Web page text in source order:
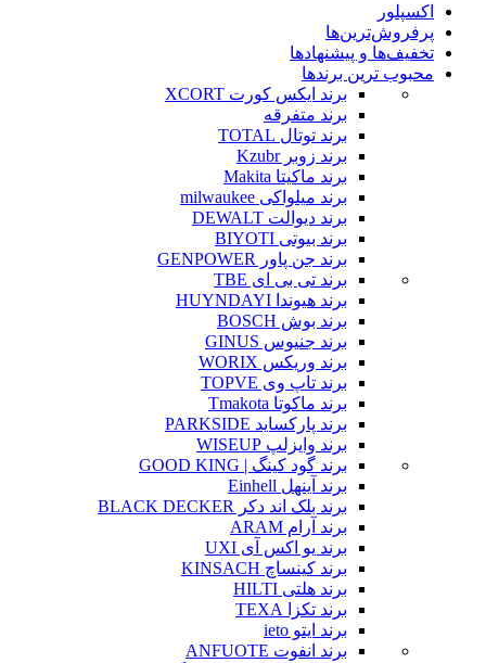
اکسپلور
پرفروش‌ترین‌ها
تخفیف‌ها و پیشنهادها
محبوب ترین برندها
برند ایکس کورت XCORT
برند متفرقه
برند توتال TOTAL
برند زوبر Kzubr
برند ماکیتا Makita
برند میلواکی milwaukee
برند دیوالت DEWALT
برند بیوتی BIYOTI
برند جن پاور GENPOWER
برند تی بی ای TBE
برند هیوندا HUYNDAYI
برند بوش BOSCH
برند جنیوس GINUS
برند وریکس WORIX
برند تاپ وی TOPVE
برند ماکوتا Tmakota
برند پارکساید PARKSIDE
برند وایزلپ WISEUP
برند گود کینگ | GOOD KING
برند آینهل Einhell
برند بلک اند دکر BLACK DECKER
برند آرام ARAM
برند یو اکس آی UXI
برند کینساچ KINSACH
برند هلتی HILTI
برند تکزا TEXA
برند ایتو ieto
برند انفوت ANFUOTE